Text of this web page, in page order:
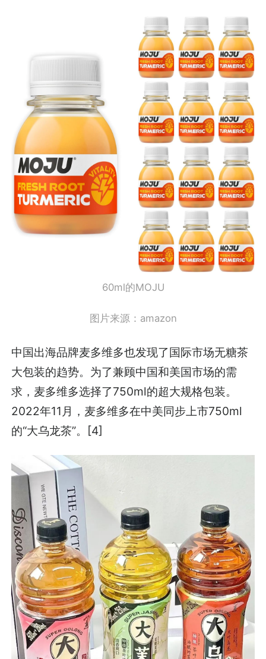
60ml的MOJU
图片来源：amazon
中国出海品牌麦多维多也发现了国际市场无糖茶
大包装的趋势。为了兼顾中国和美国市场的需
求，麦多维多选择了750ml的超大规格包装。
2022年11月，麦多维多在中美同步上市750ml
的“大乌龙茶”。[4]